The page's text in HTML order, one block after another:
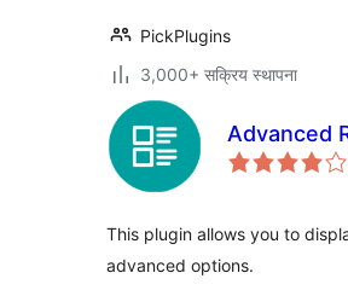
PickPlugins
3,000+ सक्रिय स्थापना
Advanced
This plugin allows you to
advanced options.